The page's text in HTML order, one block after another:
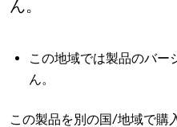
ん。
この地域では製品のバー
ん。
この製品を別の国/地域で購